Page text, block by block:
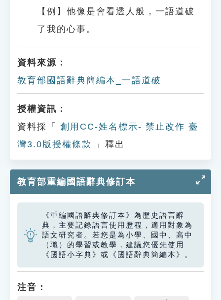
【例】他像是會看透人般，一語道破
了我的心事。
資料來源：
教育部國語辭典簡編本_一語道破
授權資訊：
資料採「
創用CC-姓名標示- 禁止改作 臺
灣3.0版授權條款
」釋出
教育部重編國語辭典修訂本
《重編國語辭典修訂本》為歷史語言辭
典，主要記錄語言使用歷程，適用對象為
語文研究者。若您是為小學、國中、高中
（職）的學習或教學，建議您優先使用
《國語小字典》或《國語辭典簡編本》。
注音：